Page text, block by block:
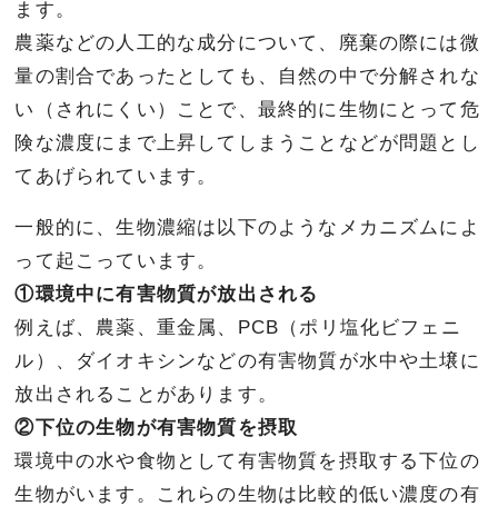
ます。
農薬などの人工的な成分について、廃棄の際には微
量の割合であったとしても、自然の中で分解されな
い（されにくい）ことで、最終的に生物にとって危
険な濃度にまで上昇してしまうことなどが問題とし
てあげられています。
一般的に、生物濃縮は以下のようなメカニズムによ
って起こっています。
①環境中に有害物質が放出される
例えば、農薬、重金属、PCB（ポリ塩化ビフェニ
ル）、ダイオキシンなどの有害物質が水中や土壌に
放出されることがあります。
②下位の生物が有害物質を摂取
環境中の水や食物として有害物質を摂取する下位の
生物がいます。これらの生物は比較的低い濃度の有